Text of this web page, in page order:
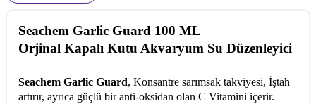
Seachem Garlic Guard 100 ML
Orjinal Kapalı Kutu Akvaryum Su Düzenleyici
Seachem Garlic Guard, Konsantre sarımsak takviyesi, İştah
artırır, ayrıca güçlü bir anti-oksidan olan C Vitamini içerir.